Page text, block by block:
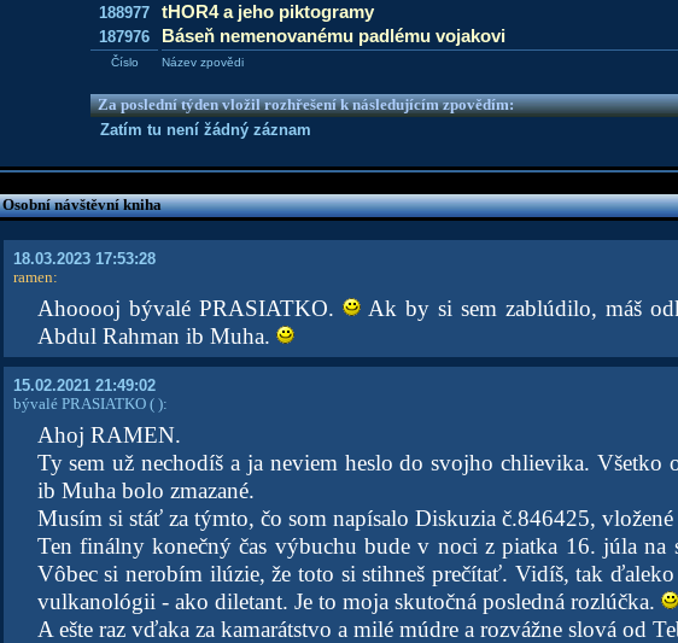
188977
tHOR4 a jeho piktogramy
187976
Báseň nemenovanému padlému vojakovi
Číslo Název zpovědi
Za poslední týden vložil rozhřešení k následujícím zpovědím:
Zatím tu není žádný záznam
Osobní návštěvní kniha
18.03.2023 17:53:28
ramen:
Ahooooj bývalé PRASIATKO.
Ak by si sem zablúdilo, máš
Abdul Rahman ib Muha.
15.02.2021 21:49:02
bývalé PRASIATKO( ):
Ahoj RAMEN.
Ty sem už nechodíš a ja neviem heslo do svojho chlievika. Všetko
ib Muha bolo zmazané.
Musím si stáť za týmto, čo som napísalo Diskuzia č.846425,
Ten finálny konečný čas výbuchu bude v noci z piatka 16. júla na
Vôbec si nerobím ilúzie, že toto si stihneš prečítať. Vidíš, tak
vulkanológii - ako diletant. Je to moja skutočná posledná rozlúčka.
A ešte raz vďaka za kamarátstvo a milé múdre a rozvážne slová od